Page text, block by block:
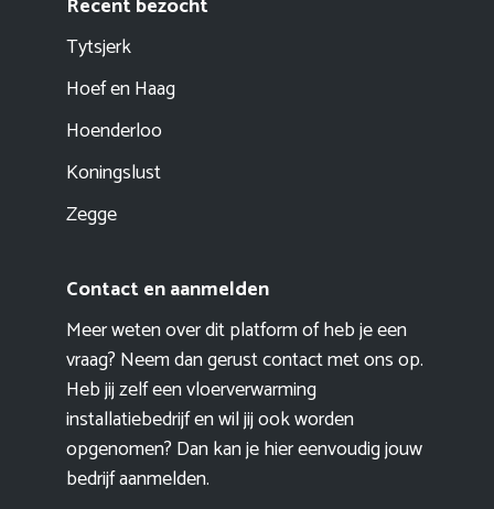
Recent bezocht
Tytsjerk
Hoef en Haag
Hoenderloo
Koningslust
Zegge
Contact en aanmelden
Meer weten over dit platform of heb je een
vraag? Neem dan gerust contact met ons op.
Heb jij zelf een vloerverwarming
installatiebedrijf en wil jij ook worden
opgenomen? Dan kan je hier eenvoudigjouw
bedrijf aanmelden.